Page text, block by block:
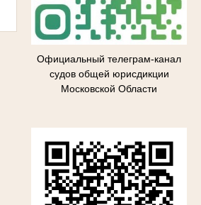
Официальный телеграм-канал
судов общей юрисдикции
Московской Области